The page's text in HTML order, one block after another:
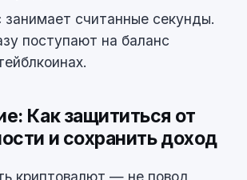
занимает считанные секунды.
поступают на баланс
Как защититься от
и сохранить доход
криптовалют — не повод